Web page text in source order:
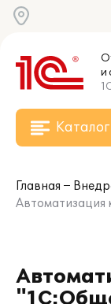
и
Каталог
Главная
Автоматизация